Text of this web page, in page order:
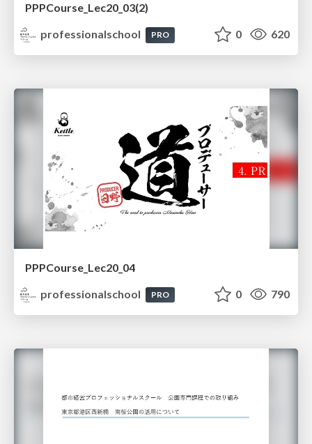
PPPCourse_Lec20_03(2)
professionalschool
PRO 0 620
PPPCourse_Lec20_04
professionalschool
PRO 0 790